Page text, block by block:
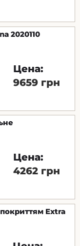
2020110
Цена:
9659 грн
Цена:
4262 грн
покриттям Extra